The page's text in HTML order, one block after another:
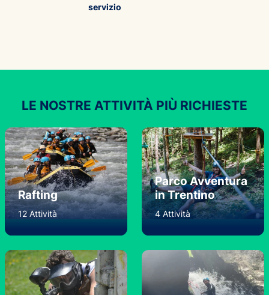
servizio
LE NOSTRE ATTIVITÀ PIÙ RICHIESTE
Rafting
12 Attività
Parco Avventura
in Trentino
4 Attività